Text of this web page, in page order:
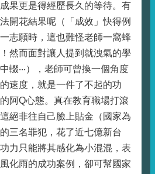
果更是得經歷長久的等待。有
開花結果呢（「成效」快得例
志願時，這也難怪老師一窩蜂
然而面對讓人提到就洩氣的學
輟‧‧‧），老師可曾換一個角度
速度，就是一件了不起的功
阿Q心態。真在教育職場打滾
絕非往自己臉上貼金（國家為
三名罪犯，花了近七億新台
力只能將其感化為小混混，表
化雨的成功案例，卻可幫國家